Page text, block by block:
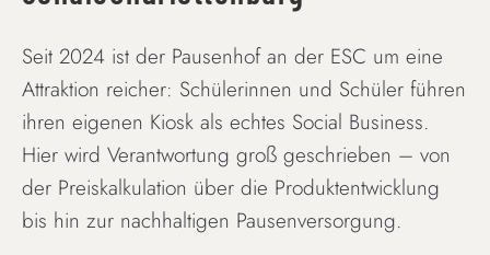
Seit 2024 ist der Pausenhof an der ESC um eine
Attraktion reicher: Schülerinnen und Schüler führen
ihren eigenen Kiosk als echtes Social Business.
Hier wird Verantwortung groß geschrieben – von
der Preiskalkulation über die Produktentwicklung
bis hin zur nachhaltigen Pausenversorgung.